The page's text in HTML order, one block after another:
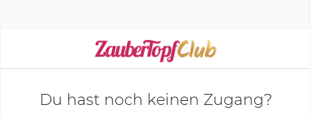
KOCHMODUS STARTEN
Du hast noch keinen Zugang?